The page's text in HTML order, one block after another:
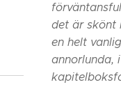
det är skönt
en helt
annorlunda,